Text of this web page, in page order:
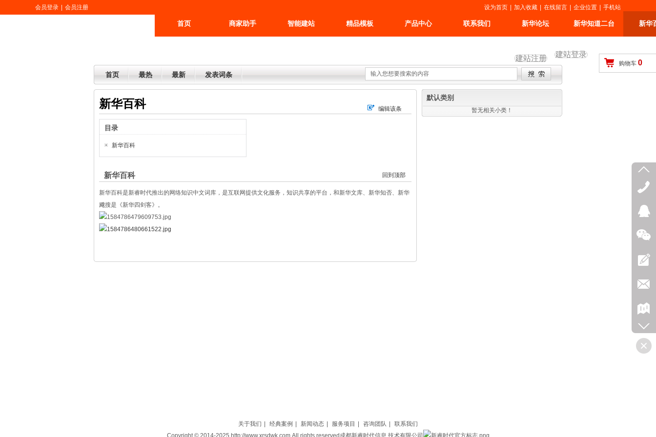
建站注册 建站登录
购物车 0
首页 商家助手 智能建站 精品模板 产品中心 联系我们 新华论坛 新华知道二台 新华
会员登录 会员注册 设为首页 加入收藏 在线留言 企业位置 手机站
首页 最热 最新 发表词条
新华百科 编辑该条
目录
新华百科
新华百科 回到顶部
新华百科是新睿时代推出的网络知识中文词库，是互联网提供文化服务，知识共享的平台，和新华文库、新华知否、新华
飕搜是《新华四剑客》。
默认类别
暂无相关小类！
关于我们 经典案例 新闻动态 服务项目 咨询团队
联系我们
Copyright © 2014-2025,http://www.xrsdwk.com,All rights reserved成都新睿时代信息 技术有限公司